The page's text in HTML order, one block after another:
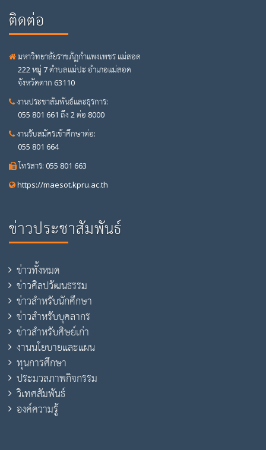
ติดต่อ
มหาวิทยาลัยราชภัฏกำแพงเพชร แม่สอด
222 หมู่ 7 ตำบลแม่ปะ อำเภอแม่สอด
จังหวัดตาก 63110
งานประชาสัมพันธ์และธุรการ:
055 801 661 ถึง 2 ต่อ 8000
งานรับสมัครเข้าศึกษาต่อ:
055 801 664
โทรสาร: 055 801 663
https://maesot.kpru.ac.th
ข่าวประชาสัมพันธ์
ข่าวทั้งหมด
ข่าวศิลปวัฒนธรรม
ข่าวสำหรับนักศึกษา
ข่าวสำหรับบุคลากร
ข่าวสำหรับศิษย์เก่า
งานนโยบายและแผน
ทุนการศึกษา
ประมวลภาพกิจกรรม
วิเทศสัมพันธ์
องค์ความรู้